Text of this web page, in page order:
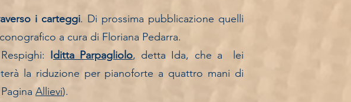
i carteggi. Di prossima pubblicazione quelli
a cura di Floriana Pedarra.
Iditta Parpagliolo, detta Ida, che a lei
la riduzione per pianoforte a quattro mani di
Allievi).